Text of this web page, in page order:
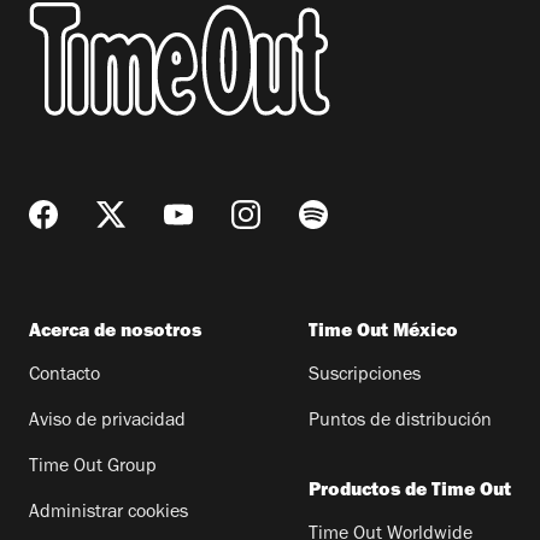
Acerca de nosotros
Contacto
Aviso de privacidad
Time Out Group
Administrar cookies
Time Out México
Suscripciones
Puntos de distribución
Productos de Time Out
Time Out Worldwide